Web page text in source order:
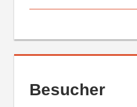
Besucher